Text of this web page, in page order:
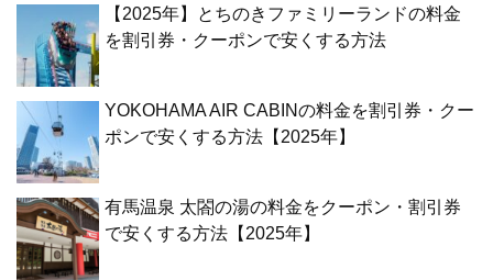
【2025年】とちのきファミリーランドの料金
を割引券・クーポンで安くする方法
YOKOHAMA AIR CABINの料金を割引券・クー
ポンで安くする方法【2025年】
有馬温泉 太閤の湯の料金をクーポン・割引券
で安くする方法【2025年】